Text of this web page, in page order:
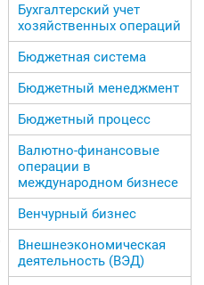
Бухгалтерский учет
хозяйственных операций
Бюджетная система
Бюджетный менеджмент
Бюджетный процесс
Валютно-финансовые
операции в
международном бизнесе
Венчурный бизнес
Внешнеэкономическая
деятельность (ВЭД)